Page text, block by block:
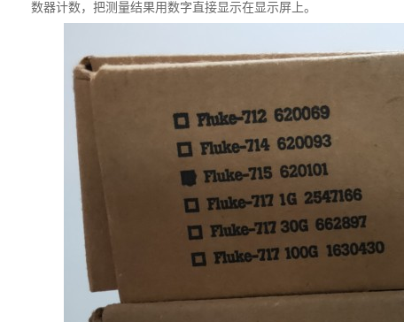
数器计数，把测量结果用数字直接显示在显示屏上。